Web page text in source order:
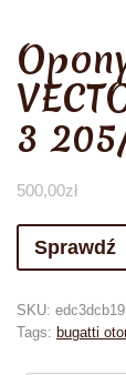
3
500,00zł
Sprawdź
SKU:
Tags: bugatti